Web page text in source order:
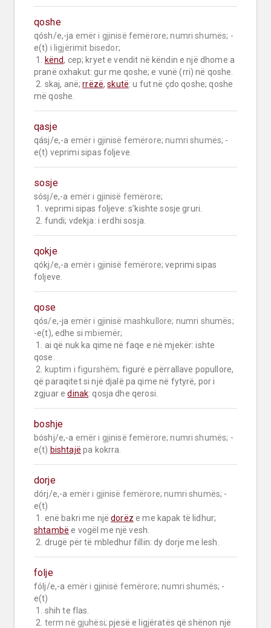
qoshe
qósh/e,-ja emër i gjinisë femërore; numri shumës; -
e(t) i ligjërimit bisedor;
1.
kënd, cep; kryet e vendit në këndin e një dhome a
pranë oxhakut: gur me qoshe; e vunë (rri) në qoshe.
2. skaj, anë; rrëzë, skutë: u fut në çdo qoshe; qoshe
më qoshe.
qasje
qásj/e,-a emër i gjinisë femërore; numri shumës; -
e(t) veprimi sipas foljeve.
sosje
sósj/e,-a emër i gjinisë femërore;
2. fundi; vdekja: i erdhi sosja.
qokje
qókj/e,-a emër i gjinisë femërore; veprimi sipas
foljeve.
qose
qós/e,-ja emër i gjinisë mashkullore; numri shumës;
-e(t), edhe si mbiemër;
qose.
2.
kuptim i figurshëm; figurë e përrallave popullore,
që paraqitet si një djalë pa qime në fytyrë, por i
zgjuar e dinak: qosja dhe qerosi.
boshje
bóshj/e,-a emër i gjinisë femërore; numri shumës; -
e(t) bishtajë pa kokrra.
dorje
dórj/e,-a emër i gjinisë femërore; numri shumës; -
e(t)
1. enë bakri me një dorëz
shtambë e vogël me një vesh.
2. drugë për të mbledhur fillin: dy dorje me lesh.
folje
fólj/e,-a emër i gjinisë femërore; numri shumës; -
e(t)
2. term në gjuhësi; pjesë e ligjëratës që shënon një